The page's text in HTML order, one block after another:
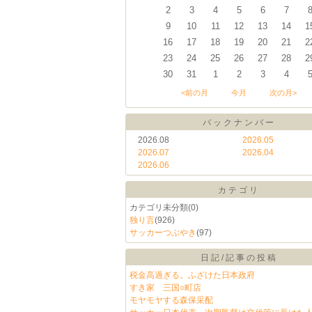
2 3 4 5 6 7
8
9
10 11 12 13 14
16
17 18 19 20 21
23
24 25 26 27 28
30
31 1 2 3 4 5
<前の月 今月 次の月>
バックナンバー
2026.08
2026.07
2026.06
2026.05
2026.04
カテゴリ
カテゴリ未分類(0)
独り言(926)
サッカーつぶやき(97)
日記/記事の投稿
税金高過ぎる。ふざけた日本政府
すき家 三国○町店
モヤモヤする森保采配